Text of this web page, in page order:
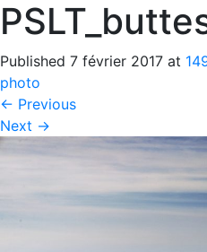
Published 7 février 2017 at
photo
← Previous
Next →